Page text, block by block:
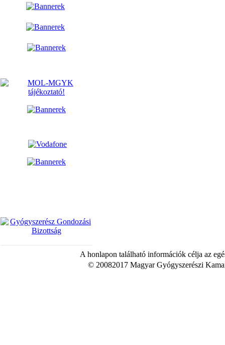
A honlapon található információk célja az
© 20082017 Magyar Gyógyszerészi